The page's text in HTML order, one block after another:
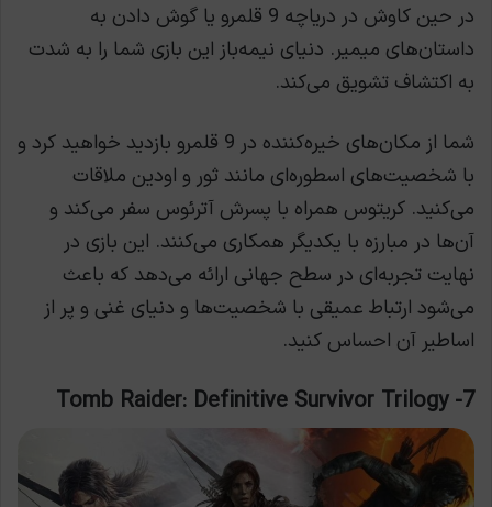
در حین کاوش در دریاچه 9 قلمرو یا گوش دادن به
داستان‌های میمیر. دنیای نیمه‌باز این بازی شما را به شدت
به اکتشاف تشویق می‌کند.
شما از مکان‌های خیره‌کننده در 9 قلمرو بازدید خواهید کرد و
با شخصیت‌های اسطوره‌ای مانند ثور و اودین ملاقات
می‌کنید. کریتوس همراه با پسرش آترئوس سفر می‌کند و
آن‌ها در مبارزه با یکدیگر همکاری می‌کنند. این بازی در
نهایت تجربه‌ای در سطح جهانی ارائه می‌دهد که باعث
می‌شود ارتباط عمیقی با شخصیت‌ها و دنیای غنی و پر از
اساطیر آن احساس کنید.
7-
Tomb Raider: Definitive Survivor Trilogy